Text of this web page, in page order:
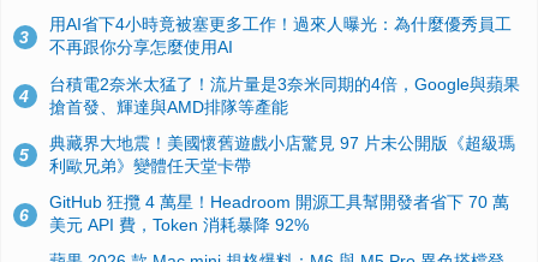
3
用AI省下4小時竟被塞更多工作！過來人曝光：為什麼優秀員工
不再跟你分享怎麼使用AI
4
台積電2奈米太猛了！流片量是3奈米同期的4倍，Google與蘋果
搶首發、輝達與AMD排隊等產能
5
典藏界大地震！美國懷舊遊戲小店驚見 97 片未公開版《超級瑪
利歐兄弟》變體任天堂卡帶
6
GitHub 狂攬 4 萬星！Headroom 開源工具幫開發者省下 70 萬
美元 API 費，Token 消耗暴降 92%